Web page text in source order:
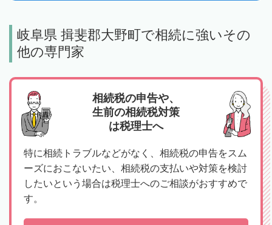
岐阜県 揖斐郡大野町で相続に強いその
他の専門家
相続税の申告や、
生前の相続税対策
は税理士へ
特に相続トラブルなどがなく、相続税の申告をスム
ーズにおこないたい、相続税の支払いや対策を検討
したいという場合は税理士へのご相談がおすすめで
す。